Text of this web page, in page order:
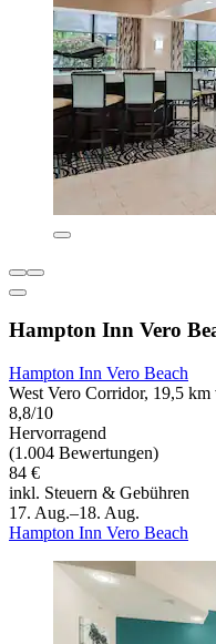
Hampton Inn Vero
Hampton Inn Vero Beach
West Vero Corridor, 19,5
8,8/10
Hervorragend
(1.004 Bewertungen)
84 €
inkl. Steuern & Gebühren
17. Aug.–18. Aug.
Hampton Inn Vero Beach